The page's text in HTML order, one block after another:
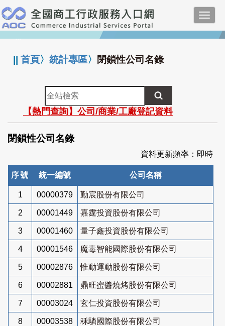
跳
到
主
要
:::
||首頁〉統計專區〉 閉鎖性公司名錄
全
站
檢
索
【熱門查詢】公司/商業/工廠登記資料
閉鎖性公司名錄
資料更新頻率：即時
序號 統一編號 公司名稱
1 00000379 勤宸股份有限公司
2 00001449 嘉霆投資股份有限公司
3 00001460 量子鑫投資股份有限公司
4 00001546 魔毒智能國際股份有限公司
5 00002876 惟動運動股份有限公司
6 00002881 鼎旺蜜醬燒烤股份有限公司
7 00003024 玄仁投資股份有限公司
8 00003538 秝驎國際股份有限公司